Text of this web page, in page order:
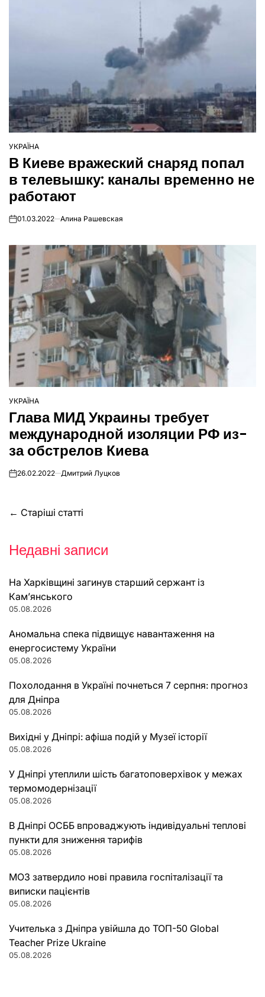
ОПУБЛІКУВАТИ
У
УКРАЇНА
В Киеве вражеский снаряд попал
в телевышку: каналы временно не
работают
on01.03.2022 Алина Рашевская
ОПУБЛІКУВАТИ
У
УКРАЇНА
Глава МИД Украины требует
международной изоляции РФ из-
за обстрелов Киева
on26.02.2022 Дмитрий Луцков
Навігація
за
записами
← Старіші статті
Недавні записи
На Харківщині загинув старший сержант із
Кам’янського
05.08.2026
Аномальна спека підвищує навантаження на
енергосистему України
05.08.2026
Похолодання в Україні почнеться 7 серпня: прогноз
для Дніпра
05.08.2026
Вихідні у Дніпрі: афіша подій у Музеї історії
05.08.2026
У Дніпрі утеплили шість багатоповерхівок у межах
термомодернізації
05.08.2026
В Дніпрі ОСББ впроваджують індивідуальні теплові
пункти для зниження тарифів
05.08.2026
МОЗ затвердило нові правила госпіталізації та
виписки пацієнтів
05.08.2026
Учителька з Дніпра увійшла до ТОП-50 Global
Teacher Prize Ukraine
05.08.2026